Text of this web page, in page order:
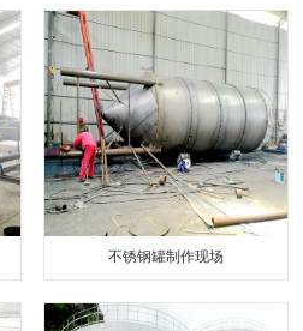
不锈钢罐制作现场